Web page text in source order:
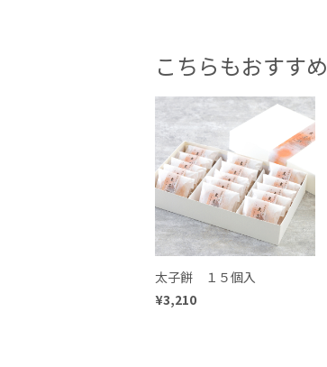
こちらもおすすめ
太子餅 １５個入
¥3,210